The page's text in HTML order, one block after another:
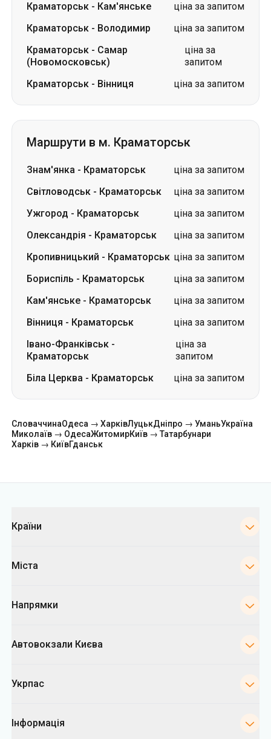
Краматорськ - Кам'янське
ціна за запитом
Краматорськ - Володимир
ціна за запитом
Краматорськ - Самар
(Новомосковськ)
ціна за
запитом
Краматорськ - Вінниця ціна за запитом
Маршрути в м. Краматорськ
Знам'янка - Краматорськ
ціна за запитом
Світловодськ - Краматорськ
ціна за запитом
Ужгород - Краматорськ
ціна за запитом
Олександрія - Краматорськ
ціна за запитом
Кропивницький - Краматорськ ціна за запитом
Бориспіль - Краматорськ
ціна за запитом
Кам'янське - Краматорськ
ціна за запитом
Вінниця - Краматорськ
ціна за запитом
Івано-Франківськ -
Краматорськ
ціна за
запитом
Біла Церква - Краматорськ ціна за запитом
СловаччинаОдеса → ХарківЛуцькДніпро → УманьУкраїна
Миколаїв → ОдесаЖитомирКиїв → Татарбунари
Харків → КиївГданськ
Країни
Міста
Напрямки
Автовокзали Києва
Укрпас
Інформація